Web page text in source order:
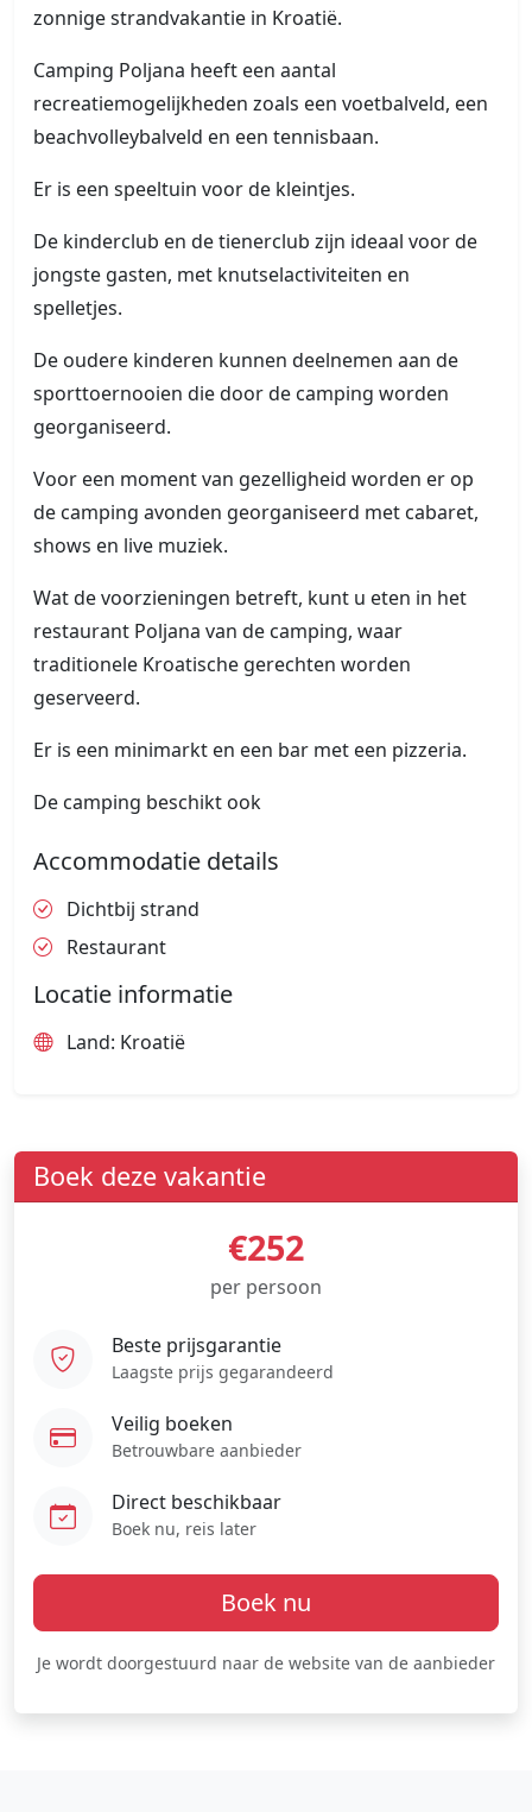
zonnige strandvakantie in Kroatië.
Camping Poljana heeft een aantal
recreatiemogelijkheden zoals een voetbalveld, een
beachvolleybalveld en een tennisbaan.
Er is een speeltuin voor de kleintjes.
De kinderclub en de tienerclub zijn ideaal voor de
jongste gasten, met knutselactiviteiten en
spelletjes.
De oudere kinderen kunnen deelnemen aan de
sporttoernooien die door de camping worden
georganiseerd.
Voor een moment van gezelligheid worden er op
de camping avonden georganiseerd met cabaret,
shows en live muziek.
Wat de voorzieningen betreft, kunt u eten in het
restaurant Poljana van de camping, waar
traditionele Kroatische gerechten worden
geserveerd.
Er is een minimarkt en een bar met een pizzeria.
De camping beschikt ook
Accommodatie details
Dichtbij strand
Restaurant
Locatie informatie
Land: Kroatië
Boek deze vakantie
€252
per persoon
Beste prijsgarantie
Laagste prijs gegarandeerd
Veilig boeken
Betrouwbare aanbieder
Direct beschikbaar
Boek nu, reis later
Boek nu
Je wordt doorgestuurd naar de website van de aanbieder